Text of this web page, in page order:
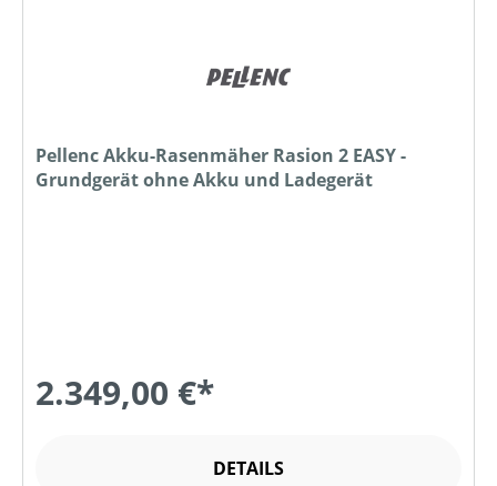
Pellenc Akku-Rasenmäher Rasion 2 EASY -
Grundgerät ohne Akku und Ladegerät
2.349,00 €*
DETAILS